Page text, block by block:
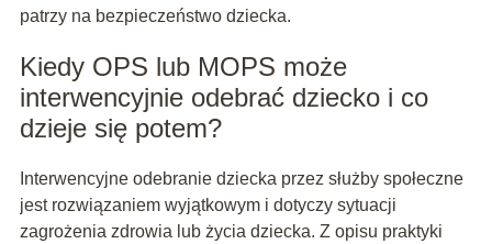
patrzy na bezpieczeństwo dziecka.
Kiedy OPS lub MOPS może
interwencyjnie odebrać dziecko i co
dzieje się potem?
Interwencyjne odebranie dziecka przez służby społeczne
jest rozwiązaniem wyjątkowym i dotyczy sytuacji
zagrożenia zdrowia lub życia dziecka. Z opisu praktyki